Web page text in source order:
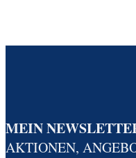
MEIN
AKTIONEN,